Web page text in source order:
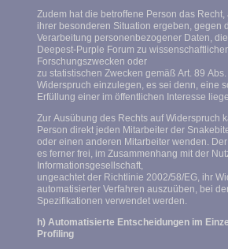
Zudem hat die betroffene Person das
ihrer besonderen Situation ergeben, gegen
Verarbeitung personenbezogener Daten,
Deepest-Purple Forum zu
Forschungszwecken oder
zu statistischen Zwecken gemäß Art. 89
Widerspruch einzulegen, es sei denn, eine
Erfüllung einer im öffentlichen Interesse
Zur Ausübung des Rechts auf Widerspruch
Person direkt jeden Mitarbeiter der
oder einen anderen Mitarbeiter wenden.
es ferner frei, im Zusammenhang mit der
Informationsgesellschaft,
ungeachtet der Richtlinie 2002/58/EG, ihr
automatisierter Verfahren auszuüben, bei
Spezifikationen verwendet werden.
h) Automatisierte Entscheidungen im Einzelfall einschließlich
Profiling